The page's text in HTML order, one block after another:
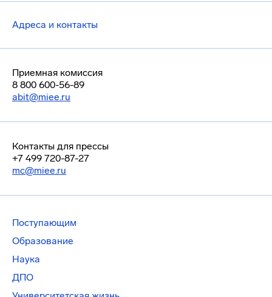
Адреса и контакты
Приемная комиссия
8 800 600-56-89
abit@miee.ru
Контакты для прессы
+7 499 720-87-27
mc@miee.ru
Поступающим
Образование
Наука
ДПО